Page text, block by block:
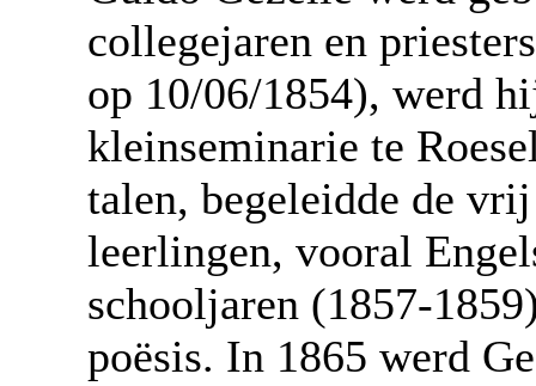
collegejaren en
op 10/06/1854), werd
kleinseminarie te
talen, begeleidde de
leerlingen, vooral
schooljaren (1857-
poësis. In 1865 werd